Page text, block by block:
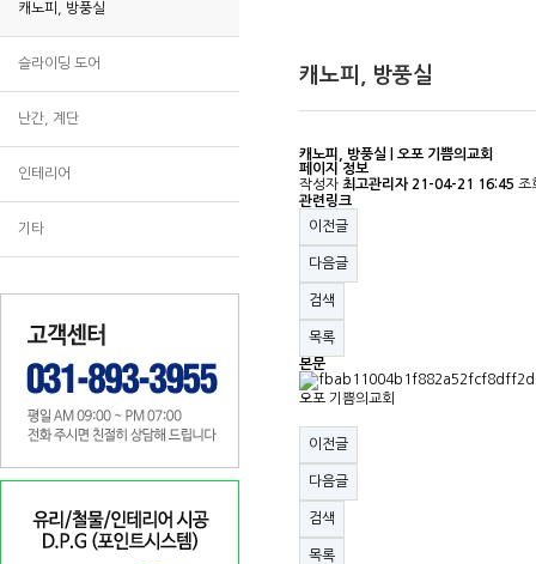
캐노피, 방풍실
슬라이딩 도어
난간, 계단
인테리어
기타
캐노피, 방풍실
캐노피, 방풍실 | 오포 기쁨의교회
페이지 정보
작성자 최고관리자 21-04-21 16:45 조
관련링크
이전글
다음글
검색
목록
본문
오포 기쁨의교회
이전글
다음글
검색
목록